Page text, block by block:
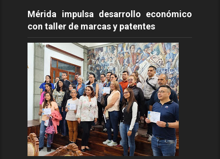
Mérida impulsa desarrollo económico
con taller de marcas y patentes